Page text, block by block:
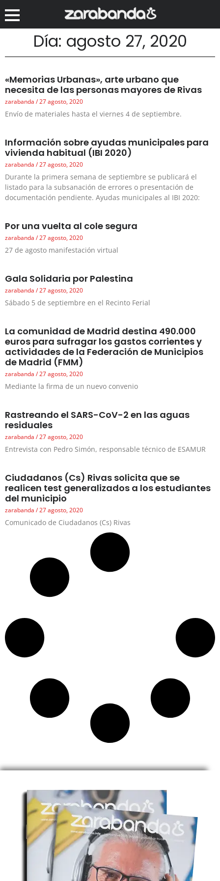
Día: agosto 27, 2020
«Memorias Urbanas», arte urbano que
necesita de las personas mayores de Rivas
zarabanda 27 agosto, 2020
Envío de materiales hasta el viernes 4 de septiembre.
Información sobre ayudas municipales para
vivienda habitual (IBI 2020)
zarabanda 27 agosto, 2020
Durante la primera semana de septiembre se publicará el
listado para la subsanación de errores o presentación de
documentación pendiente. Ayudas municipales al IBI 2020:
Por una vuelta al cole segura
zarabanda 27 agosto, 2020
27 de agosto manifestación virtual
Gala Solidaria por Palestina
zarabanda 27 agosto, 2020
Sábado 5 de septiembre en el Recinto Ferial
La comunidad de Madrid destina 490.000
euros para sufragar los gastos corrientes y
actividades de la Federación de Municipios
de Madrid (FMM)
zarabanda 27 agosto, 2020
Mediante la firma de un nuevo convenio
Rastreando el SARS-CoV-2 en las aguas
residuales
zarabanda 27 agosto, 2020
Entrevista con Pedro Simón, responsable técnico de ESAMUR
Ciudadanos (Cs) Rivas solicita que se
realicen test generalizados a los estudiantes
del municipio
zarabanda 27 agosto, 2020
Comunicado de Ciudadanos (Cs) Rivas